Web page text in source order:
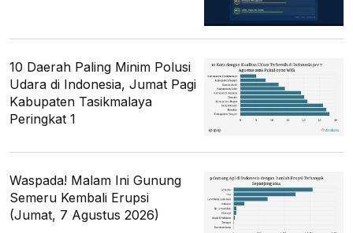
10 Daerah Paling Minim Polusi
Udara di Indonesia, Jumat Pagi
Kabupaten Tasikmalaya
Peringkat 1
Waspada! Malam Ini Gunung
Semeru Kembali Erupsi
(Jumat, 7 Agustus 2026)